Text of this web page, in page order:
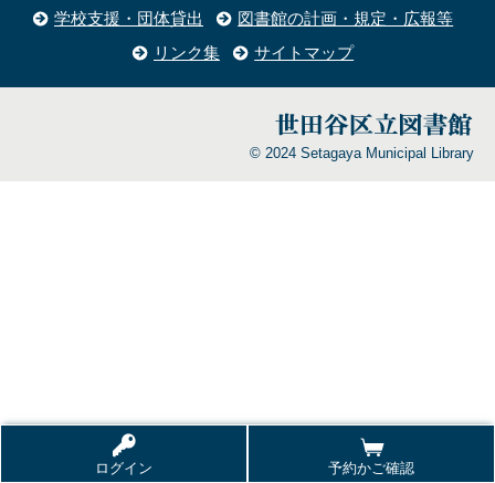
ログイン 予約かご確認
学校支援・団体貸出
図書館の計画・規定・広報等
リンク集
サイトマップ
© 2024 Setagaya Municipal Library